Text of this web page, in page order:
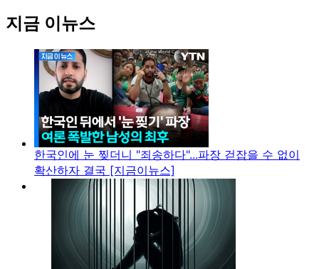
지금 이뉴스
한국인에 눈 찢더니 "죄송하다"...파장 걷잡을 수 없이
확산하자 결국 [지금이뉴스]